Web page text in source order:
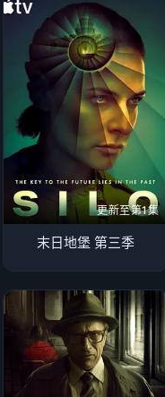
更新至第1集
末日地堡 第三季